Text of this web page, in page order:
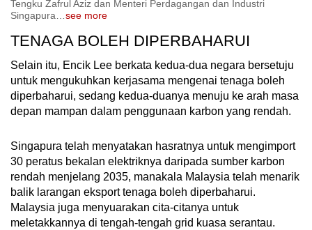
Tengku Zafrul Aziz dan Menteri Perdagangan dan Industri
Singapura…see more
TENAGA BOLEH DIPERBAHARUI
Selain itu, Encik Lee berkata kedua-dua negara bersetuju
untuk mengukuhkan kerjasama mengenai tenaga boleh
diperbaharui, sedang kedua-duanya menuju ke arah masa
depan mampan dalam penggunaan karbon yang rendah.
Singapura telah menyatakan hasratnya untuk mengimport
30 peratus bekalan elektriknya daripada sumber karbon
rendah menjelang 2035, manakala Malaysia telah menarik
balik larangan eksport tenaga boleh diperbaharui.
Malaysia juga menyuarakan cita-citanya untuk
meletakkannya di tengah-tengah grid kuasa serantau.